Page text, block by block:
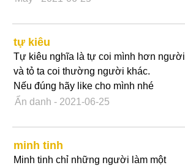
tự kiêu
Tự kiêu nghĩa là tự coi mình hơn người
và tỏ ta coi thường người khác.
Nếu đúng hãy like cho mình nhé
Ẩn danh - 2021-06-25
minh tinh
Minh tinh chỉ những người làm một